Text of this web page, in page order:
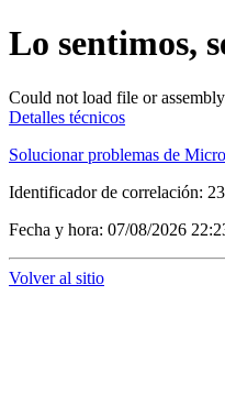
Lo sentimos,
Could not load file or
Detalles técnicos
Solucionar problemas de
Identificador de correlación:
Fecha y hora: 07/08/2026
Volver al sitio